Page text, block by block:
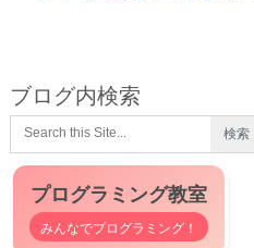
ブログ内検索
プログラミング教室
みんなでプログラミング！